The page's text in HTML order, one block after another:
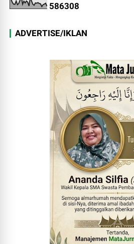
586308
ADVERTISE/IKLAN